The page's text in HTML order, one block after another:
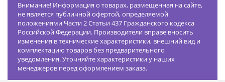
Внимание! Информация о товарах, размещенная на сайте,
не является публичной офертой, определяемой
положениями Части 2 Статьи 437 Гражданского кодекса
Российской Федерации. Производители вправе вносить
изменения в технические характеристики, внешний вид и
комплектацию товаров без предварительного
уведомления. Уточняйте характеристики у наших
менеджеров перед оформлением заказа.